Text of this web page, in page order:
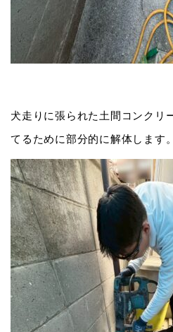
犬走りに張られた土間コンクリ
てるために部分的に解体します。